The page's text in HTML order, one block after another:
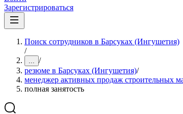
Зарегистрироваться
Поиск сотрудников в Барсуках (Ингушетия)
/
... /
резюме в Барсуках (Ингушетия)/
менеджер активных продаж строительных
полная занятость